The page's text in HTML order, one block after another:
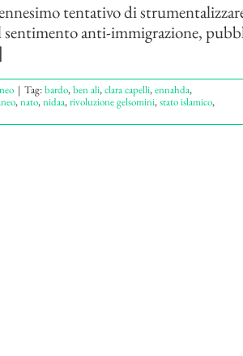
tentativo di
sentimento anti-immigrazione,
| Tag:bardo,ben ali,clara capelli,ennahda,
,nato,nidaa,rivoluzione gelsomini,stato islamico,